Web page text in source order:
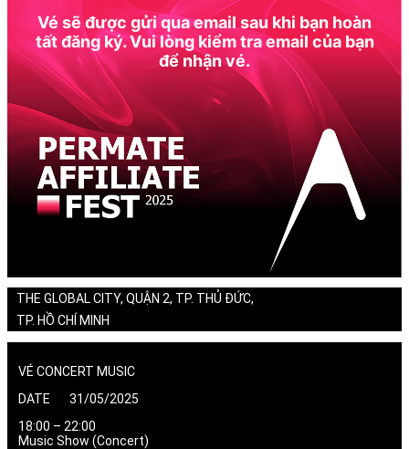
Vé sẽ được gửi qua email sau khi bạn hoàn
tất đăng ký. Vui lòng kiểm tra email của bạn
để nhận vé.
THE GLOBAL CITY, QUẬN 2, TP. THỦ ĐỨC,
TP. HỒ CHÍ MINH
VÉ CONCERT MUSIC
DATE 31/05/2025
18:00 – 22:00
Music Show (Concert)